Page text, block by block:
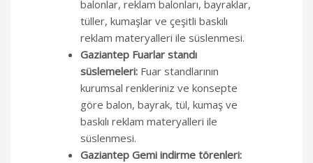
balonlar, reklam balonları, bayraklar,
tüller, kumaşlar ve çeşitli baskılı
reklam materyalleri ile süslenmesi.
Gaziantep Fuarlar standı
süslemeleri: Fuar standlarının
kurumsal renkleriniz ve konsepte
göre balon, bayrak, tül, kumaş ve
baskılı reklam materyalleri ile
süslenmesi.
Gaziantep Gemi indirme törenleri: